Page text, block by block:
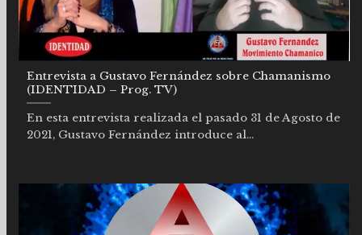
Entrevista a Gustavo Fernández sobre Chamanismo
(IDENTIDAD – Prog. TV)
En esta entrevista realizada el pasado 31 de Agosto de
2021, Gustavo Fernández introduce al...